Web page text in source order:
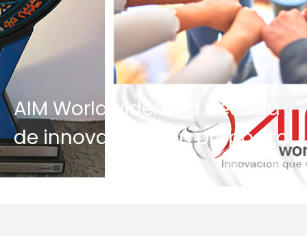
AIM Worldwide: Una década
de innovación con propósito